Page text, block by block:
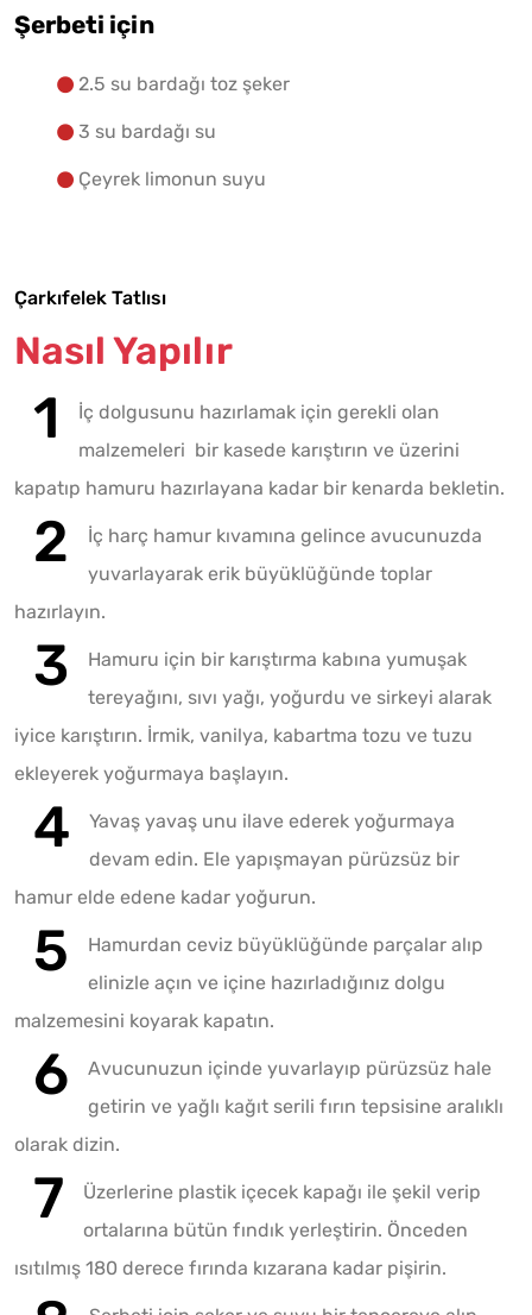
Şerbeti için
2.5 su bardağı toz şeker
3 su bardağı su
Çeyrek limonun suyu
Çarkıfelek Tatlısı
Nasıl Yapılır
İç dolgusunu hazırlamak için gerekli olan
malzemeleri bir kasede karıştırın ve üzerini
kapatıp hamuru hazırlayana kadar bir kenarda bekletin.
İç harç hamur kıvamına gelince avucunuzda
yuvarlayarak erik büyüklüğünde toplar
hazırlayın.
Hamuru için bir karıştırma kabına yumuşak
tereyağını, sıvı yağı, yoğurdu ve sirkeyi alarak
iyice karıştırın. İrmik, vanilya, kabartma tozu ve tuzu
ekleyerek yoğurmaya başlayın.
Yavaş yavaş unu ilave ederek yoğurmaya
devam edin. Ele yapışmayan pürüzsüz bir
hamur elde edene kadar yoğurun.
Hamurdan ceviz büyüklüğünde parçalar alıp
elinizle açın ve içine hazırladığınız dolgu
malzemesini koyarak kapatın.
Avucunuzun içinde yuvarlayıp pürüzsüz hale
getirin ve yağlı kağıt serili fırın tepsisine aralıklı
olarak dizin.
Üzerlerine plastik içecek kapağı ile şekil verip
ortalarına bütün fındık yerleştirin. Önceden
ısıtılmış 180 derece fırında kızarana kadar pişirin.